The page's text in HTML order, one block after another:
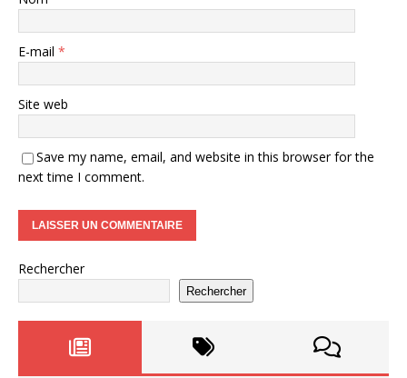
E-mail *
Site web
Save my name, email, and website in this browser for the
next time I comment.
Rechercher
Rechercher